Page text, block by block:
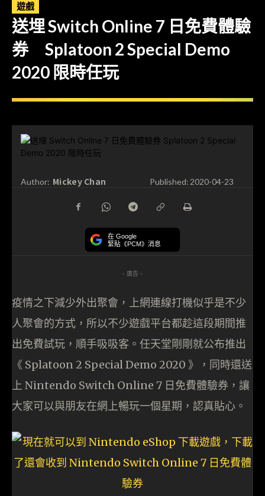
遊戲
送埋 Switch Online 7 日免費體驗
券 Splatoon 2 Special Demo
2020 限時任玩
Author: Mickey Chan Published:2020-04-23
在 Google
緊貼《PCM》消息
- 廣告 -
疫情之下減少外出聚會，上網連線打機似乎是不少
人聚會的方式，所以不少遊戲平台都趁這段期間推
出免費試玩，順手吸吸客。任天堂剛剛就公布推出
《 Splatoon 2 Special Demo 2020 》，同時還送
上 Nintendo Switch Online 7 日免費體驗券，讓
大家可以與朋友在網上暢玩一個星期，認真貼心。